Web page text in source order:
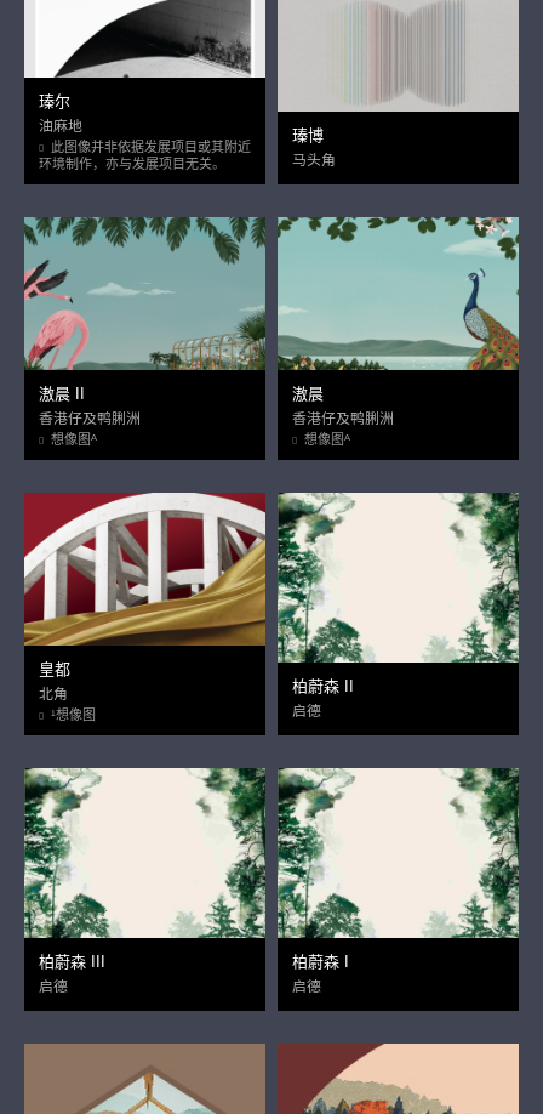
瑧尔
油麻地
此图像并非依据发展项目或其附近
环境制作，亦与发展项目无关。
瑧博
马头角
滶晨 II
香港仔及鸭脷洲
想像图ᴬ
滶晨
香港仔及鸭脷洲
想像图ᴬ
皇都
北角
¹想像图
柏蔚森 II
启德
柏蔚森 III
启德
柏蔚森 I
启德